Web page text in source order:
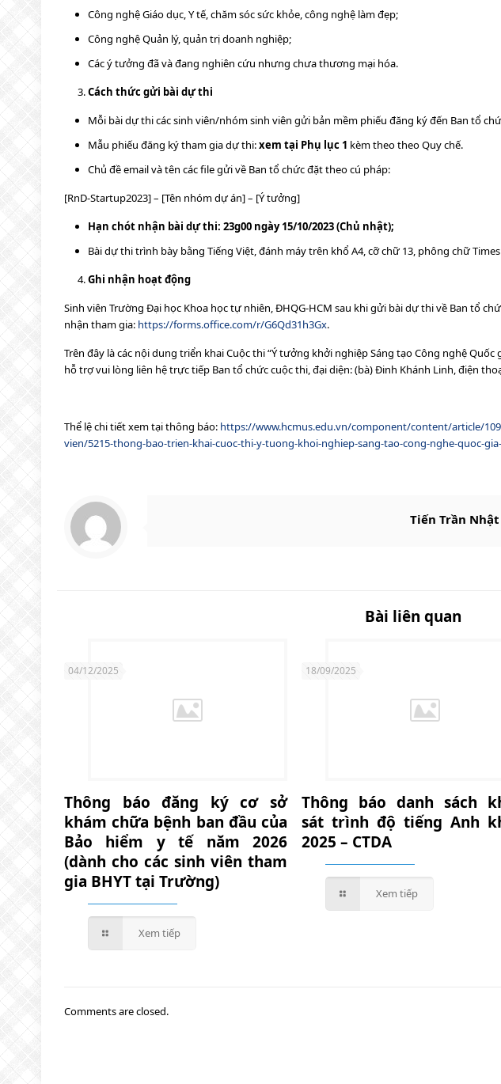
Công nghệ Giáo dục, Y tế, chăm sóc sức khỏe, công nghệ làm đẹp;
Công nghệ Quản lý, quản trị doanh nghiệp;
Các ý tưởng đã và đang nghiên cứu nhưng chưa thương mại hóa.
Cách thức gửi bài dự thi
Mỗi bài dự thi các sinh viên/nhóm sinh viên gửi bản mềm phiếu đăng ký đến Ban tổ
Mẫu phiếu đăng ký tham gia dự thi:xem tại Phụ lục 1 kèm theo theo Quy chế.
Chủ đề email và tên các file gửi về Ban tổ chức đặt theo cú pháp:
[RnD-Startup2023] – [Tên nhóm dự án] – [Ý tưởng]
Hạn chót nhận bài dự thi: 23g00 ngày 15/10/2023 (Chủ nhật);
Bài dự thi trình bày bằng Tiếng Việt, đánh máy trên khổ A4, cỡ chữ 13, phông chữ
Ghi nhận hoạt động
Sinh viên Trường Đại học Khoa học tự nhiên, ĐHQG-HCM sau khi gửi bài dự thi về Ban tổ
nhận tham gia: https://forms.office.com/r/G6Qd31h3Gx.
Trên đây là các nội dung triển khai Cuộc thi “Ý tưởng khởi nghiệp Sáng tạo Công nghệ
hỗ trợ vui lòng liên hệ trực tiếp Ban tổ chức cuộc thi, đại diện: (bà) Đinh Khánh Linh, điện
Thể lệ chi tiết xem tại thông báo: https://www.hcmus.edu.vn/component/content/article/
vien/5215-thong-bao-trien-khai-cuoc-thi-y-tuong-khoi-nghiep-sang-tao-cong-nghe-quoc-
Tiến Trần Nhật
Bài liên quan
04/12/2025
Thông báo đăng ký cơ sở
khám chữa bệnh ban đầu của
Bảo hiểm y tế năm 2026
(dành cho các sinh viên tham
gia BHYT tại Trường)
Xem tiếp
18/09/2025
Thông báo danh sách
sát trình độ tiếng Anh
2025 – CTDA
Xem tiếp
Comments are closed.